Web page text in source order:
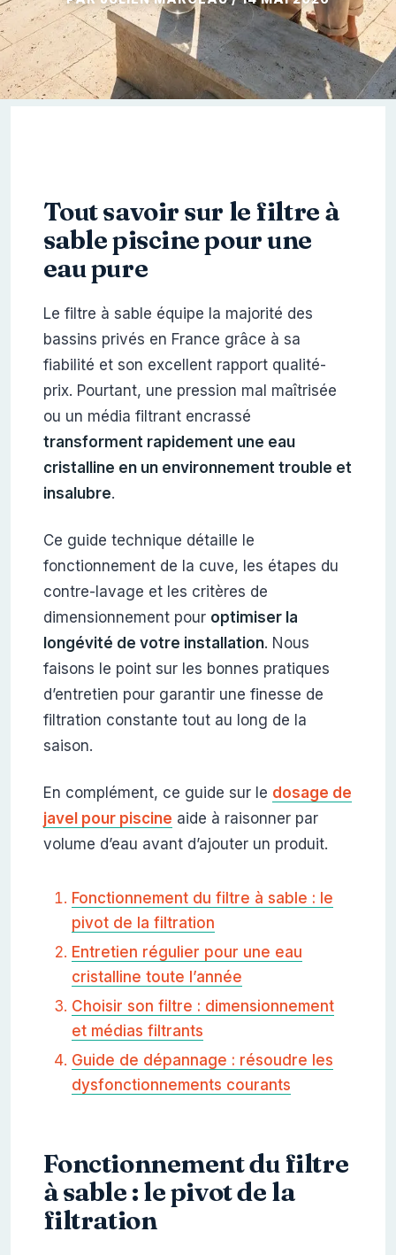
Tout savoir sur le filtre à
sable piscine pour une
eau pure
Le filtre à sable équipe la majorité des
bassins privés en France grâce à sa
fiabilité et son excellent rapport qualité-
prix. Pourtant, une pression mal maîtrisée
ou un média filtrant encrassé
transforment rapidement une eau
cristalline en un environnement trouble et
insalubre.
Ce guide technique détaille le
fonctionnement de la cuve, les étapes du
contre-lavage et les critères de
dimensionnement pour optimiser la
longévité de votre installation. Nous
faisons le point sur les bonnes pratiques
d’entretien pour garantir une finesse de
filtration constante tout au long de la
saison.
En complément, ce guide sur le dosage de
javel pour piscine aide à raisonner par
volume d’eau avant d’ajouter un produit.
Fonctionnement du filtre à sable : le
pivot de la filtration
Entretien régulier pour une eau
cristalline toute l’année
Choisir son filtre : dimensionnement
et médias filtrants
Guide de dépannage : résoudre les
dysfonctionnements courants
Fonctionnement du filtre
à sable : le pivot de la
filtration